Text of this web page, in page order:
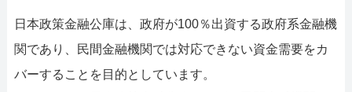
日本政策金融公庫は、政府が100％出資する政府系金融機
関であり、民間金融機関では対応できない資金需要をカ
バーすることを目的としています。